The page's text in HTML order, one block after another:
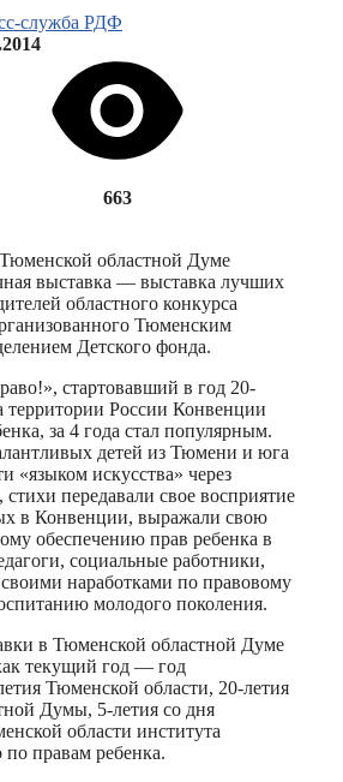
служба РДФ
663
областной Думе
выставка — выставка лучших
областного конкурса
Тюменским
Детского фонда.
стартовавший в год 20-
территории России Конвенции
за 4 года стал популярным.
детей из Тюмени и юга
«языком искусства» через
передавали свое восприятие
в Конвенции, выражали свою
обеспечению прав ребенка в
социальные работники,
наработками по правовому
молодого поколения.
в Тюменской областной Думе
текущий год — год
Тюменской области, 20-летия
Думы, 5-летия со дня
области института
правам ребенка.